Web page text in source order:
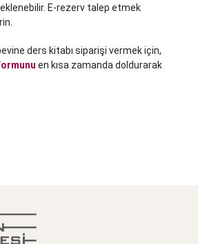
E-rezerv talep etmek
ders kitabı siparişi vermek için,
en kısa zamanda doldurarak